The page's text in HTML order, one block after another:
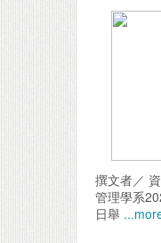
撰文者／
管理學系
日舉